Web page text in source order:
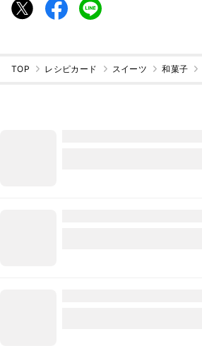
TOP レシピカード スイーツ 和菓子